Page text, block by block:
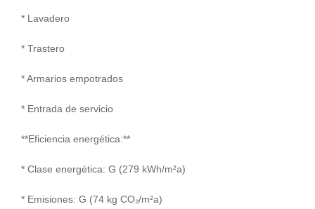
* Lavadero
* Trastero
* Armarios empotrados
* Entrada de servicio
**Eficiencia energética:**
* Clase energética: G (279 kWh/m²a)
* Emisiones: G (74 kg CO₂/m²a)